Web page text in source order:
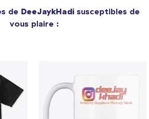
de DeeJaykHadisusceptibles de
vous plaire :